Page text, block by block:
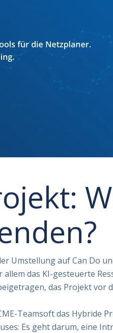
Umstellung auf Can Do
das KI-gesteuerte
das Projekt vor
Teamsoft das Hybride
Es geht darum, eine